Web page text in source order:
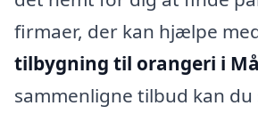
firmaer, der kan hjælpe
tilbygning til orangeri i
sammenligne tilbud kan du